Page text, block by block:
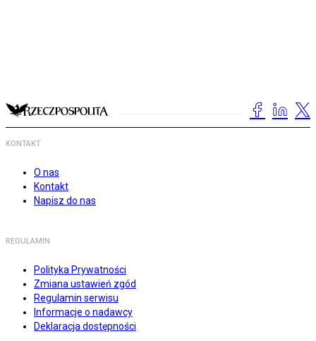
KONTAKT
O nas
Kontakt
Napisz do nas
REGULAMIN
Polityka Prywatności
Zmiana ustawień zgód
Regulamin serwisu
Informacje o nadawcy
Deklaracja dostępności